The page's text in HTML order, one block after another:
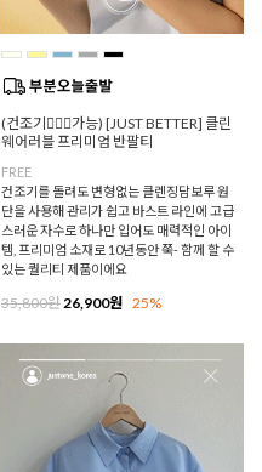
(건조기🙆🏻‍♀️가능) [JUST BETTER] 클린
웨어러블 프리미엄 반팔티
FREE
건조기를 돌려도 변형없는 클렌징담보루 원
단을 사용해 관리가 쉽고 바스트 라인에 고급
스러운 자수로 하나만 입어도 매력적인 아이
템, 프리미엄 소재로 10년동안 쭉- 함께 할 수
있는 퀄리티 제품이에요
35,800원26,900원 25%